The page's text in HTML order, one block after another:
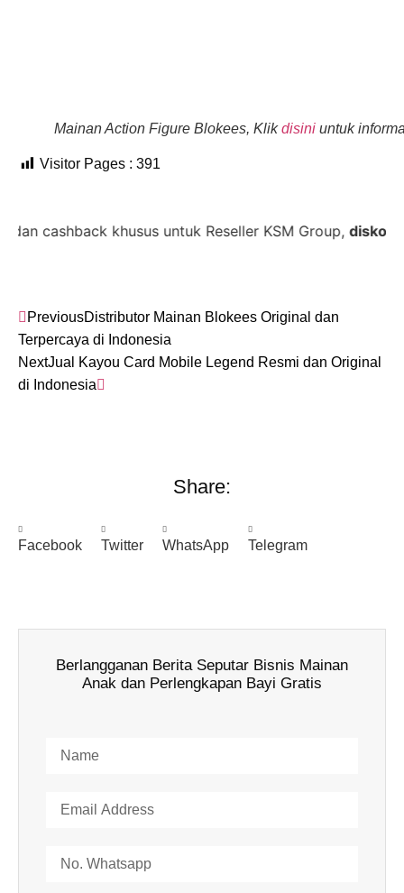
Mainan Action Figure Blokees, Klikdisini untuk
Visitor Pages : 391
khusus untuk Reseller KSM Group,diskon 35% +
PreviousDistributor Mainan Blokees Original dan
Terpercaya di Indonesia
NextJual Kayou Card Mobile Legend Resmi dan Original
di Indonesia
Share:
Facebook Twitter WhatsApp Telegram
Berlangganan Berita Seputar Bisnis Mainan
Anak dan Perlengkapan Bayi Gratis